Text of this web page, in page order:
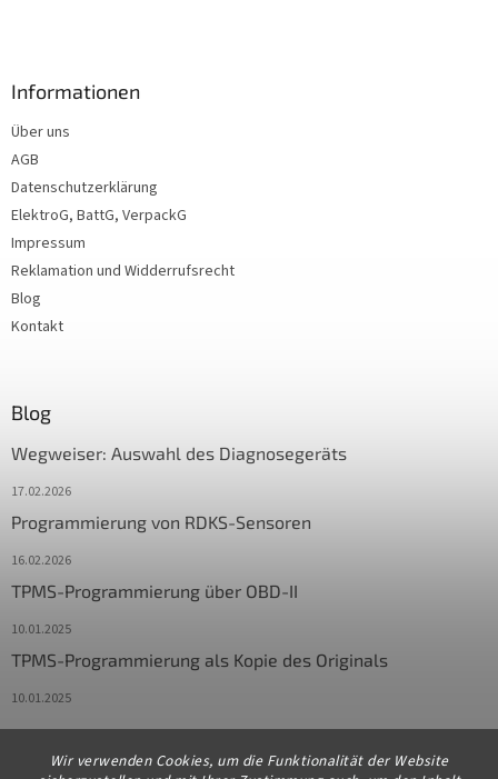
Wir verwenden Cookies, um die Funktionalität der Website
Informationen
Über uns
AGB
Datenschutzerklärung
ElektroG, BattG, VerpackG
Impressum
Reklamation und Widderrufsrecht
Blog
Kontakt
Blog
Wegweiser: Auswahl des Diagnosegeräts
17.02.2026
Programmierung von RDKS-Sensoren
16.02.2026
TPMS-Programmierung über OBD-II
10.01.2025
TPMS-Programmierung als Kopie des Originals
10.01.2025
Kontakt